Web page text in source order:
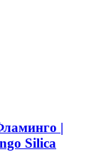
|
Silica